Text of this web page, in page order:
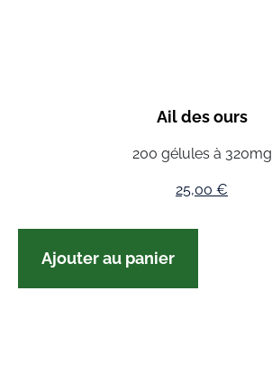
Ail des ours
200 gélules à 320mg
25,00 €
Ajouter au panier